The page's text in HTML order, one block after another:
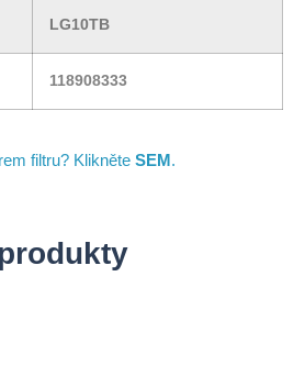
LG10TB
118908333
filtru? Klikněte SEM.